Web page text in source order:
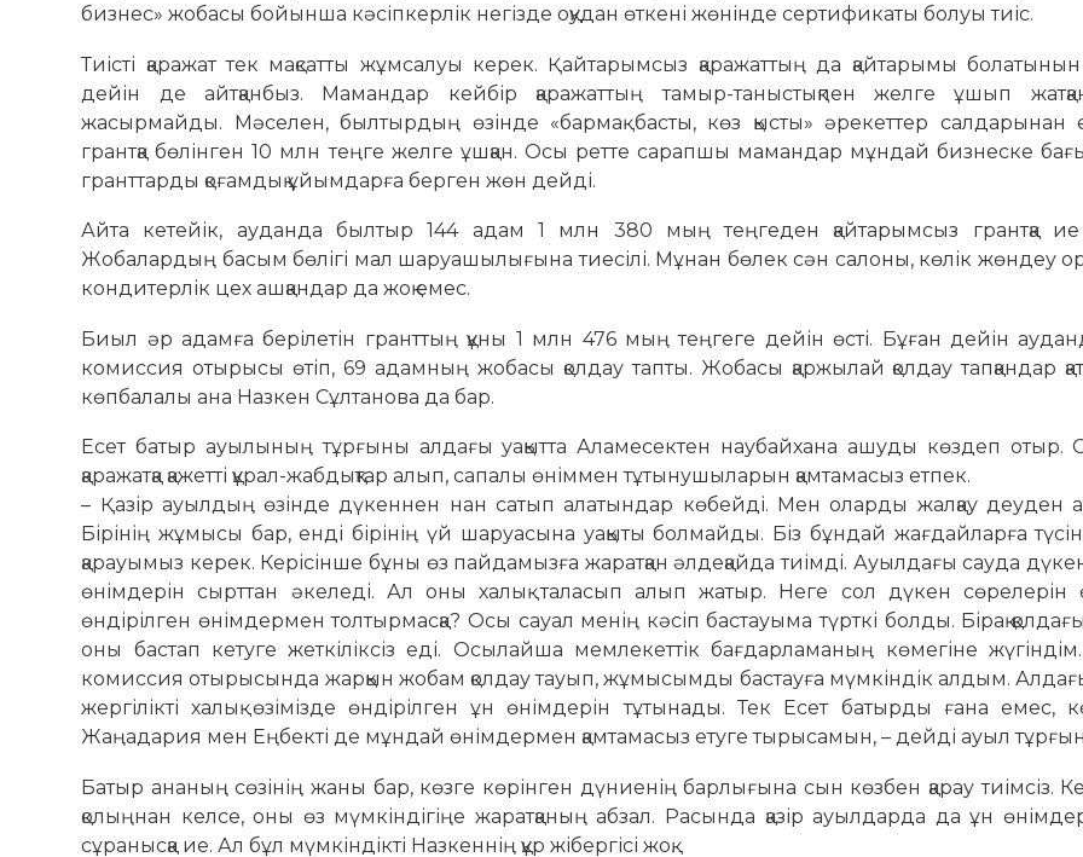
бизнес» жобасы бойынша кәсіпкерлік негізде оқудан өткені жөнінде сертификаты болуы тиіс.
Тиісті қаражат тек мақсатты жұмсалуы керек. Қайта­рым­сыз қаражаттың да қайтарымы
дейін де айтқанбыз. Мамандар кейбір қаражаттың тамыр-таныс­тық­пен желге ұшып
жасырмайды. Мәселен, былтырдың өзінде «бармақ басты, көз қысты» әрекеттер сал­дарынан
грантқа бөлінген 10 млн теңге желге ұшқан. Осы ретте сарапшы мамандар мұндай бизнеске
гранттарды қоғамдық ұйымдарға берген жөн дейді.
Айта кетейік, ауданда былтыр 144 адам 1 млн 380 мың теңгеден қайтарымсыз грантқа
Жобалардың басым бөлігі мал шаруашылығына тиесілі. Мұнан бөлек сән салоны, көлік жөндеу
кондитерлік цех ашқандар да жоқ емес.
Биыл әр адамға берілетін гранттың құны 1 млн 476 мың теңгеге дейін өсті. Бұған дейін
комиссия отырысы өтіп, 69 адамның жобасы қолдау тапты. Жобасы қаржылай қолдау тапқандар
көпбалалы ана Назкен Сұлтанова да бар.
Есет батыр ауылының тұрғыны алдағы уақытта Аламесектен наубайхана ашуды көздеп отыр.
қаражатқа қажетті құрал-жабдықтар алып, сапалы өніммен тұтынушыларын қамтамасыз етпек.
– Қазір ауылдың өзінде дүкеннен нан сатып алатындар көбейді. Мен оларды жалқау деуден
Бірінің жұмысы бар, енді бірінің үй шаруасына уақыты болмайды. Біз бұндай жағдайларға
қарауымыз керек. Керісінше бұны өз пайдамызға жаратқан әлдеқайда тиімді. Ауылдағы сауда
өнімдерін сырттан әке­леді. Ал оны халық таласып алып жатыр. Неге сол дүкен сөрелерін
өндірілген өнімдермен тол­тыр­масқа? Осы сауал менің кәсіп бастауыма түрткі болды. Бірақ
оны бастап кетуге жеткіліксіз еді. Осылайша мемлекеттік бағдарламаның көмегіне
комиссия отырысында жарқын жобам қолдау тауып, жұмысымды бастауға мүмкіндік алдым. Алдағы
жергілікті халық өзімізде өнді­рілген ұн өнімдерін тұтынады. Тек Есет батырды ғана емес,
Жаңадария мен Еңбекті де мұндай өнімдермен қамтамасыз етуге тырысамын, – дейді ауыл
Батыр ананың сөзінің жаны бар, көзге көрінген дүниенің барлығына сын көзбен қарау тиімсіз.
қолыңнан келсе, оны өз мүмкіндігіңе жаратқаның абзал. Расында қазір ауылдарда да ұн
сұранысқа ие. Ал бұл мүмкіндікті Назкеннің құр жібергісі жоқ.